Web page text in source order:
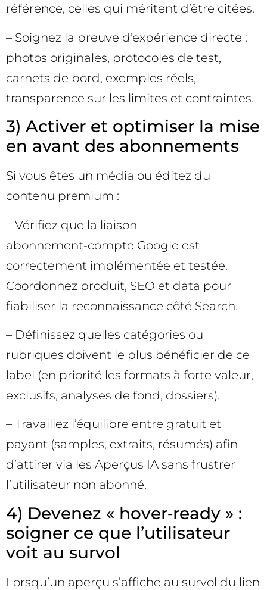
référence, celles qui méritent d’être citées.
– Soignez la preuve d’expérience directe :
photos originales, protocoles de test,
carnets de bord, exemples réels,
transparence sur les limites et contraintes.
3) Activer et optimiser la mise
en avant des abonnements
Si vous êtes un média ou éditez du
contenu premium :
– Vérifiez que la liaison
abonnement‑compte Google est
correctement implémentée et testée.
Coordonnez produit, SEO et data pour
fiabiliser la reconnaissance côté Search.
– Définissez quelles catégories ou
rubriques doivent le plus bénéficier de ce
label (en priorité les formats à forte valeur,
exclusifs, analyses de fond, dossiers).
– Travaillez l’équilibre entre gratuit et
payant (samples, extraits, résumés) afin
d’attirer via les Aperçus IA sans frustrer
l’utilisateur non abonné.
4) Devenez « hover‑ready » :
soigner ce que l’utilisateur
voit au survol
Lorsqu’un aperçu s’affiche au survol du lien